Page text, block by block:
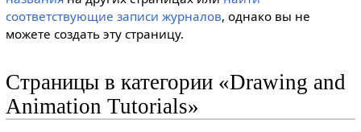
соответствующие записи журналов, однако вы не
можете создать эту страницу.
Страницы в категории «Drawing and
Animation Tutorials»